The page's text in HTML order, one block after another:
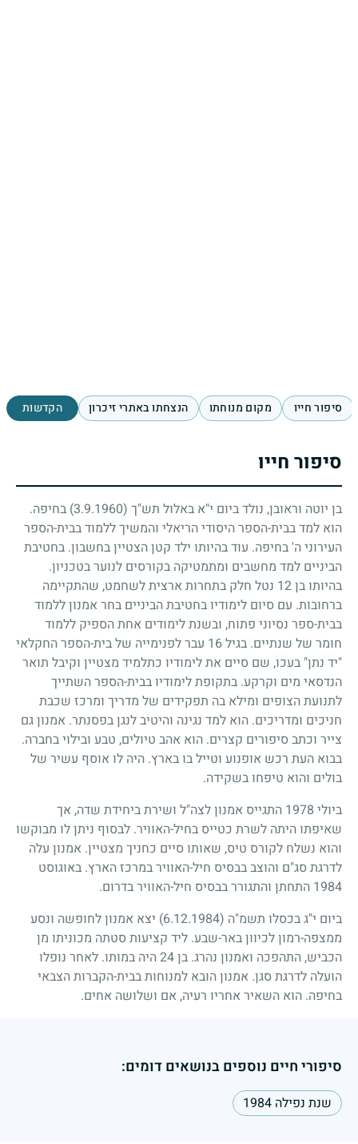
סיפור חייו מקום מנוחתו הנצחתו באתרי זיכרון הקדשות
סיפור חייו
בן יוטה וראובן, נולד ביום י"א באלול תש"ך (3.9.1960)
בחיפה.
הוא למד בבית-הספר היסודי הריאלי והמשיך ללמוד בבית-הספר
העירוני ה' בחיפה. עוד בהיותו ילד קטן הצטיין בחשבון. בחטיבת
הביניים למד מחשבים ומתמטיקה בקורסים לנוער בטכניון.
בהיותו בן12 נטל חלק בתחרות ארצית לשחמט, שהתקיימה
ברחובות. עם סיום לימודיו בחטיבת הביניים בחר אמנון ללמוד
בבית-ספר נסיוני פתוח, ובשנת לימודים אחת הספיק ללמוד
חומר של שנתיים. בגיל16 עבר לפנימייה של בית-הספר החקלאי
"יד נתן" בעכו, שם סיים את לימודיו כתלמיד מצטיין וקיבל תואר
הנדסאי מים וקרקע. בתקופת לימודיו בבית-הספר השתייך
לתנועת הצופים ומילא בה תפקידים של מדריך ומרכז שכבת
חניכים ומדריכים. הוא למד נגינה והיטיב לנגן בפסנתר. אמנון גם
צייר וכתב סיפורים קצרים. הוא אהב טיולים, טבע ובילוי בחברה.
בבוא העת רכש אופנוע וטייל בו בארץ. היה לו אוסף עשיר של
בולים והוא טיפחו בשקידה.
ביולי 1978 התגייס אמנון לצה"ל ושירת ביחידת שדה, אך
שאיפתו היתה לשרת כטייס בחיל-האוויר. לבסוף ניתן לו מבוקשו
והוא נשלח לקורס טיס, שאותו סיים כחניך מצטיין. אמנון עלה
לדרגת סג"ם והוצב בבסיס חיל-האוויר במרכז הארץ. באוגוסט
1984 התחתן והתגורר בבסיס חיל-האוויר בדרום.
ביום י"ג בכסלו תשמ"ה (6.12.1984)
יצא אמנון לחופשה ונסע
ממצפה-רמון לכיוון באר-שבע. ליד קציעות סטתה מכוניתו מן
הכביש, התהפכה ואמנון נהרג. בן24היה במותו. לאחר נופלו
הועלה לדרגת סגן. אמנון הובא למנוחות בבית-הקברות הצבאי
בחיפה. הוא השאיר אחריו רעיה, אם ושלושה אחים.
סיפורי חיים נוספים בנושאים דומים:
שנת נפילה 1984